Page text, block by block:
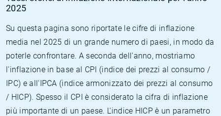
2025
Su questa pagina sono riportate le cifre di inflazione
media nel 2025 di un grande numero di paesi, in modo da
poterle confrontare. A seconda dell'anno, mostriamo
l'inflazione in base al CPI (indice dei prezzi al consumo /
IPC) e all'IPCA (indice armonizzato dei prezzi al consumo
/ HICP). Spesso il CPI è considerato la cifra di inflazione
più importante di un paese. L'indice HICP è un parametro